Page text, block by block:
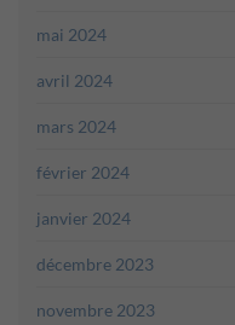
mai 2024
avril 2024
mars 2024
février 2024
janvier 2024
décembre 2023
novembre 2023